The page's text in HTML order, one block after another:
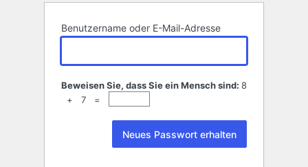
Benutzername oder E-Mail-Adresse
Beweisen Sie, dass Sie ein Mensch sind: 8
+ 7 =